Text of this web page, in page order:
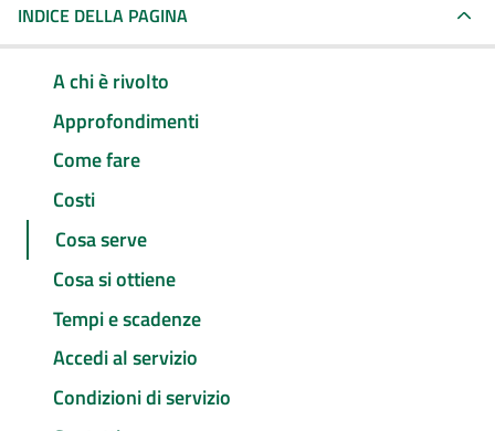
INDICE DELLA PAGINA
A chi è rivolto
Approfondimenti
Come fare
Costi
Cosa serve
Cosa si ottiene
Tempi e scadenze
Accedi al servizio
Condizioni di servizio